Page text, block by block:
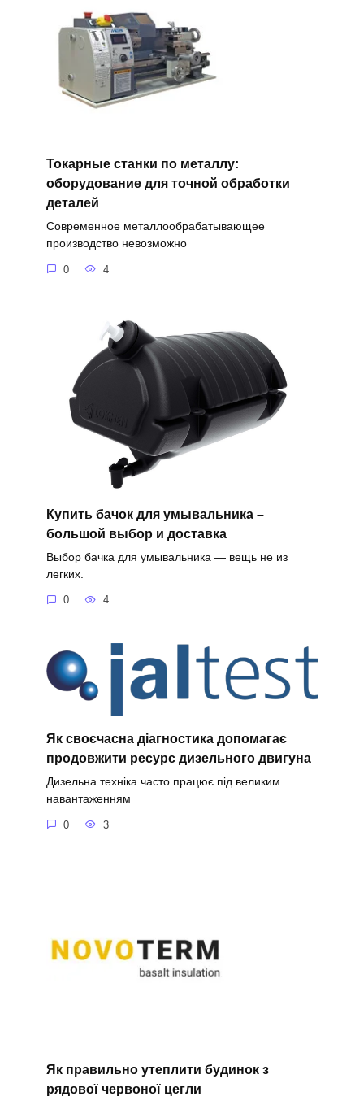
Токарные станки по металлу:
оборудование для точной обработки
деталей
Современное металлообрабатывающее
производство невозможно
0 4
Купить бачок для умывальника –
большой выбор и доставка
Выбор бачка для умывальника — вещь не из
легких.
0 4
Як своєчасна діагностика допомагає
продовжити ресурс дизельного двигуна
Дизельна техніка часто працює під великим
навантаженням
0 3
Як правильно утеплити будинок з
рядової червоної цегли